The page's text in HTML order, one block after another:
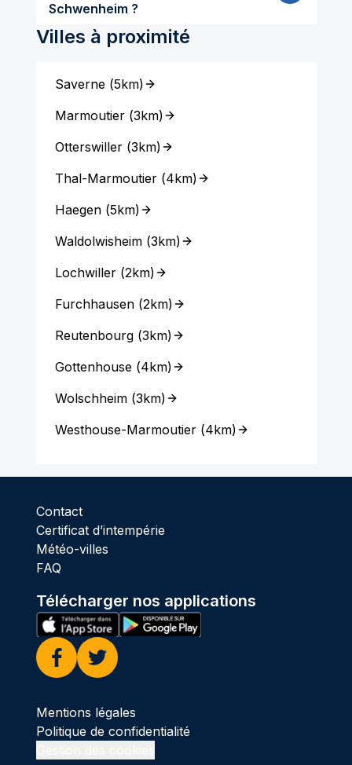
Schwenheim ?
Villes à proximité
Saverne(5km)
Marmoutier(3km)
Otterswiller(3km)
Thal-Marmoutier(4km)
Haegen(5km)
Waldolwisheim(3km)
Lochwiller(2km)
Furchhausen(2km)
Reutenbourg(3km)
Gottenhouse(4km)
Wolschheim(3km)
Westhouse-Marmoutier(4km)
Contact
Certificat d’intempérie
Météo-villes
FAQ
Télécharger nos applications
Facebook
Twitter
Mentions légales
Politique de confidentialité